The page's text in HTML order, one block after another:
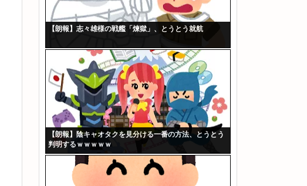
【朗報】志々雄様の戦艦「煉獄」、とうとう就航
【朗報】陰キャオタクを見分ける一番の方法、とうとう
判明するｗｗｗｗｗ